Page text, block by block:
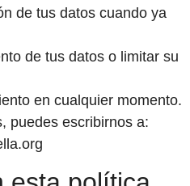
de tus datos cuando ya
de tus datos o limitar su
en cualquier momento.
puedes escribirnos a: